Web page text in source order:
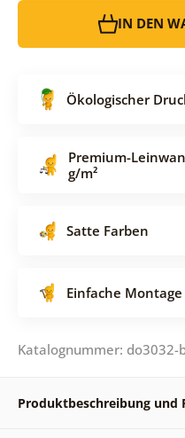
IN DEN
Ökologischer
Premium-
g/m²
Satte Farben
Einfache Montage
Katalognummer:
Produktbeschreibung und